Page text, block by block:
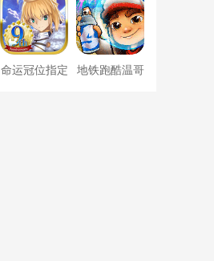
MOD修改器
命运冠位指定 地铁跑酷温哥